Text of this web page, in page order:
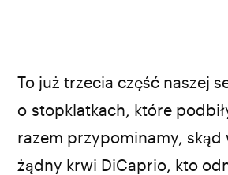
To już trzecia część naszej
o stopklatkach, które
razem przypominamy, skąd
żądny krwi DiCaprio, kto